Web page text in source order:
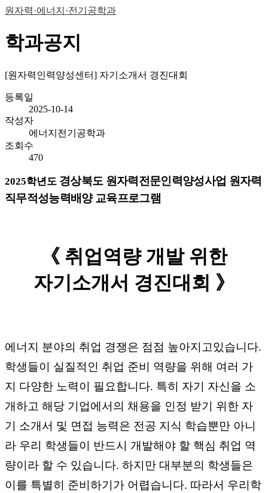
원자력·에너지·전기공학과
학과공지
[원자력인력양성센터] 자기소개서 경진대회
등록일
2025-10-14
작성자
에너지전기공학과
조회수
470
2025학년도 경상북도 원자력전문인력양성사업 원자력
직무적성능력배양 교육프로그램
《 취업역량 개발 위한
자기소개서 경진대회 》
에너지 분야의 취업 경쟁은 점점 높아지고있습니다.
학생들이 실질적인 취업 준비 역량을 위해 여러 가
지 다양한 노력이 필요합니다. 특히 자기 자신을 소
개하고 해당 기업에서의 채용을 인정 받기 위한 자
기 소개서 및 면접 능력은 전공 지식 학습뿐만 아니
라 우리 학생들이 반드시 개발해야 할 핵심 취업 역
량이라 할 수 있습니다. 하지만 대부분의 학생들은
이를 특별히 준비하기가 어렵습니다. 따라서 우리학